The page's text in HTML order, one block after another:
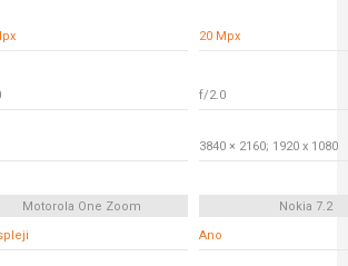
20 Mpx
f/2.0
3840 × 2160; 1920 x 1080
Motorola One Zoom
Nokia 7.2
Ano